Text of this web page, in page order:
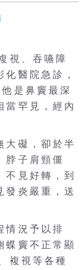
視、吞嚥障
醫院急診，
是鼻竇最深
當罕見，經內
大礙，卻於半
脖子肩頸僵
見好轉，到
發炎嚴重，送
情況予以排
蝶竇不正常顯
複視等各種